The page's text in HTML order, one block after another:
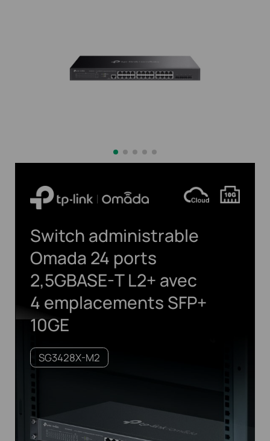
Switch administrable
Omada 24 ports
2,5GBASE-TL2+ avec
4 emplacements SFP+
10GE
SG3428X-M2